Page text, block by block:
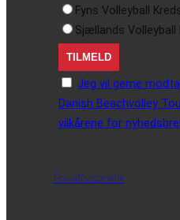
Fyns Volleyball
Sjællands Volleyball
Jeg vil gerne
Danish Beachvolley
vilkårene for
Privatlivspolitik